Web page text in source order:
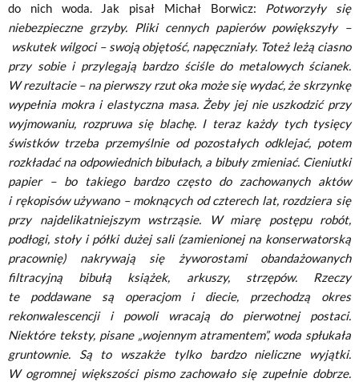
do nich woda. Jak pisał Michał Borwicz: Potworzyły się
niebezpieczne grzyby. Pliki cennych papierów powiększyły –
wskutek wilgoci – swoją objętość, napęczniały. Toteż leżą ciasno
przy sobie i przylegają bardzo ściśle do metalowych ścianek.
W rezultacie – na pierwszy rzut oka może się wydać, że skrzynkę
wypełnia mokra i elastyczna masa. Żeby jej nie uszkodzić przy
wyjmowaniu, rozpruwa się blachę. I teraz każdy tych tysięcy
świstków trzeba przemyślnie od pozostałych odklejać, potem
rozkładać na odpowiednich bibułach, a bibuły zmieniać. Cieniutki
papier – bo takiego bardzo często do zachowanych aktów
i rękopisów używano – moknących od czterech lat, rozdziera się
przy najdelikatniejszym wstrząsie.
W miarę postępu robót,
podłogi, stoły i półki dużej sali (zamienionej na konserwatorską
pracownię) nakrywają się żyworostami obandażowanych
filtracyjną bibułą książek, arkuszy, strzępów. Rzeczy
te poddawane są operacjom i diecie, przechodzą okres
rekonwalescencji i powoli wracają do pierwotnej postaci.
Niektóre teksty, pisane „wojennym atramentem”, woda spłukała
gruntownie. Są to wszakże tylko bardzo nieliczne wyjątki.
W ogromnej większości pismo zachowało się zupełnie dobrze.